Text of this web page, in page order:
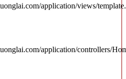
application/views/
application/controllers/